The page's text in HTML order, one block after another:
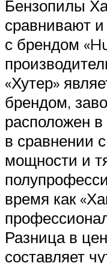
Бензопилы
сравнивают
с брендом
«Хутер»
брендом,
расположен
в сравнении
мощности и
время как
Разница в
составляет